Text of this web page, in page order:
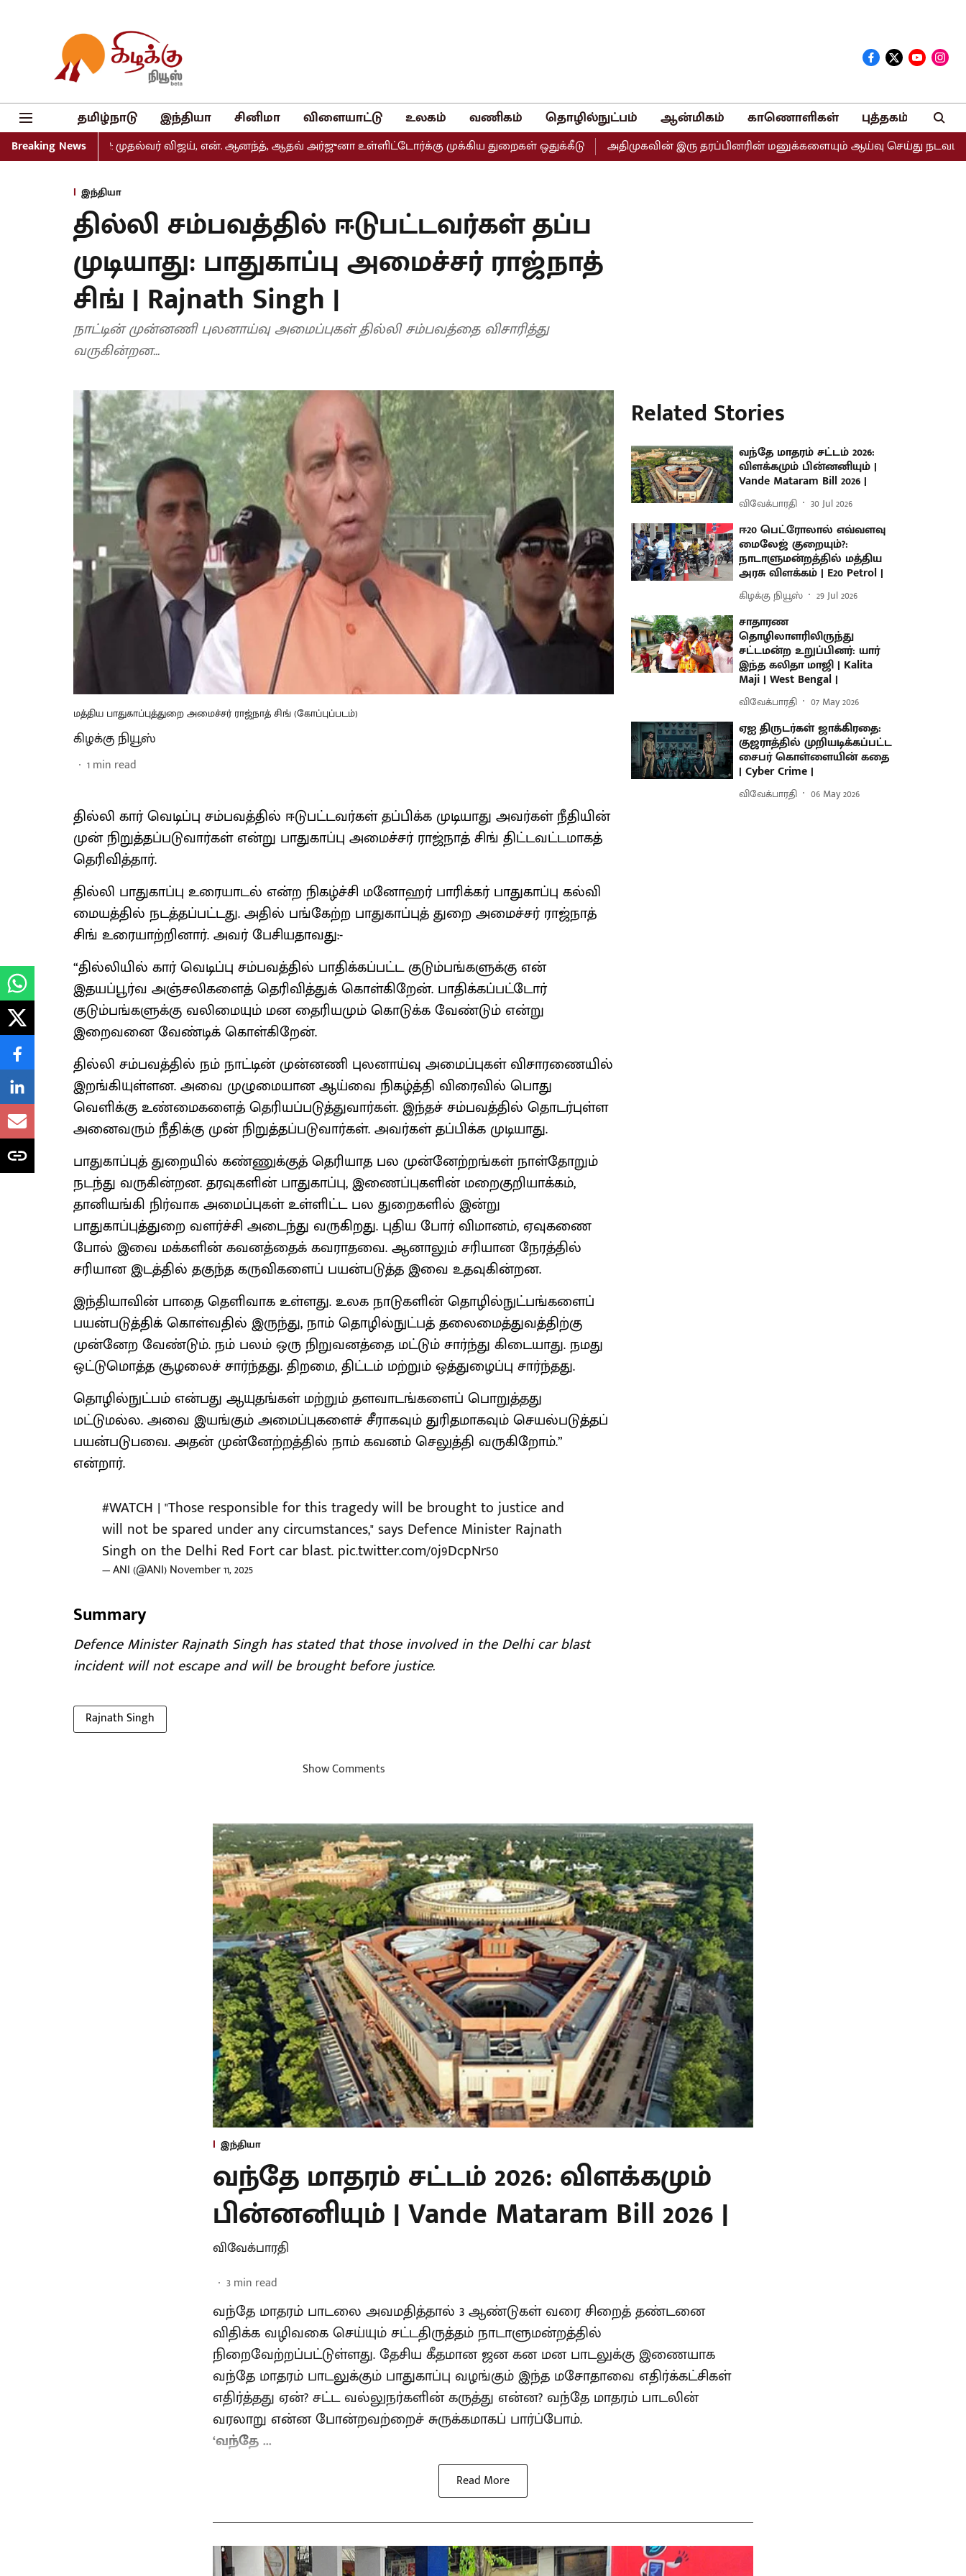
தமிழ்நாடு இந்தியா சினிமா விளையாட்டு உலகம் வணிகம் தொழில்நுட்பம் ஆன்மிகம் காணொளிகள் புத்தகம்
Breaking Newsமுதல்வர் விஜய், என். ஆனந்த், ஆதவ் அர்ஜுனா உள்ளிட்டோர்க்கு முக்கிய துறைகள் ஒதுக்கீடு அதிமுகவின் இரு தரப்பினரின் மனுக்களையும் ஆய்வு செய்து நடவடிக்கை
இந்தியா
தில்லி சம்பவத்தில் ஈடுபட்டவர்கள் தப்ப
முடியாது: பாதுகாப்பு அமைச்சர் ராஜ்நாத்
சிங் | Rajnath Singh |
நாட்டின் முன்னணி புலனாய்வு அமைப்புகள் தில்லி சம்பவத்தை விசாரித்து
வருகின்றன...
மத்திய பாதுகாப்புத்துறை அமைச்சர் ராஜ்நாத் சிங் (கோப்புப்படம்)
கிழக்கு நியூஸ்
1min read
தில்லி கார் வெடிப்பு சம்பவத்தில் ஈடுபட்டவர்கள் தப்பிக்க முடியாது அவர்கள் நீதியின்
முன் நிறுத்தப்படுவார்கள் என்று பாதுகாப்பு அமைச்சர் ராஜ்நாத் சிங் திட்டவட்டமாகத்
தெரிவித்தார்.
தில்லி பாதுகாப்பு உரையாடல் என்ற நிகழ்ச்சி மனோஹர் பாரிக்கர் பாதுகாப்பு கல்வி
மையத்தில் நடத்தப்பட்டது. அதில் பங்கேற்ற பாதுகாப்புத் துறை அமைச்சர் ராஜ்நாத்
சிங் உரையாற்றினார். அவர் பேசியதாவது:-
“தில்லியில் கார் வெடிப்பு சம்பவத்தில் பாதிக்கப்பட்ட குடும்பங்களுக்கு என்
இதயப்பூர்வ அஞ்சலிகளைத் தெரிவித்துக் கொள்கிறேன். பாதிக்கப்பட்டோர்
குடும்பங்களுக்கு வலிமையும் மன தைரியமும் கொடுக்க வேண்டும் என்று
இறைவனை வேண்டிக் கொள்கிறேன்.
தில்லி சம்பவத்தில் நம் நாட்டின் முன்னணி புலனாய்வு அமைப்புகள் விசாரணையில்
இறங்கியுள்ளன. அவை முழுமையான ஆய்வை நிகழ்த்தி விரைவில் பொது
வெளிக்கு உண்மைகளைத் தெரியப்படுத்துவார்கள். இந்தச் சம்பவத்தில் தொடர்புள்ள
அனைவரும் நீதிக்கு முன் நிறுத்தப்படுவார்கள். அவர்கள் தப்பிக்க முடியாது.
பாதுகாப்புத் துறையில் கண்ணுக்குத் தெரியாத பல முன்னேற்றங்கள் நாள்தோறும்
நடந்து வருகின்றன. தரவுகளின் பாதுகாப்பு, இணைப்புகளின் மறைகுறியாக்கம்,
தானியங்கி நிர்வாக அமைப்புகள் உள்ளிட்ட பல துறைகளில் இன்று
பாதுகாப்புத்துறை வளர்ச்சி அடைந்து வருகிறது. புதிய போர் விமானம், ஏவுகணை
போல் இவை மக்களின் கவனத்தைக் கவராதவை. ஆனாலும் சரியான நேரத்தில்
சரியான இடத்தில் தகுந்த கருவிகளைப் பயன்படுத்த இவை உதவுகின்றன.
இந்தியாவின் பாதை தெளிவாக உள்ளது. உலக நாடுகளின் தொழில்நுட்பங்களைப்
பயன்படுத்திக் கொள்வதில் இருந்து, நாம் தொழில்நுட்பத் தலைமைத்துவத்திற்கு
முன்னேற வேண்டும். நம் பலம் ஒரு நிறுவனத்தை மட்டும் சார்ந்து கிடையாது. நமது
ஒட்டுமொத்த சூழலைச் சார்ந்தது. திறமை, திட்டம் மற்றும் ஒத்துழைப்பு சார்ந்தது.
தொழில்நுட்பம் என்பது ஆயுதங்கள் மற்றும் தளவாடங்களைப் பொறுத்தது
மட்டுமல்ல. அவை இயங்கும் அமைப்புகளைச் சீராகவும் துரிதமாகவும் செயல்படுத்தப்
பயன்படுபவை. அதன் முன்னேற்றத்தில் நாம் கவனம் செலுத்தி வருகிறோம்.”
என்றார்.
#WATCH | "Those responsible for this tragedy will be brought to justice and
will not be spared under any circumstances," says Defence Minister Rajnath
Singh on the Delhi Red Fort car blast. pic.twitter.com/0j9DcpNr50
— ANI (@ANI)November 11, 2025
Summary
Defence Minister Rajnath Singh has stated that those involved in the Delhi car blast
incident will not escape and will be brought before justice.
Rajnath Singh
Show Comments
Related Stories
வந்தே மாதரம் சட்டம் 2026:
விளக்கமும் பின்னனியும் |
Vande Mataram Bill 2026 |
விவேக்பாரதி 30 Jul 2026
ஈ20 பெட்ரோலால் எவ்வளவு
மைலேஜ் குறையும்?:
நாடாளுமன்றத்தில் மத்திய
அரசு விளக்கம் | E20 Petrol |
கிழக்கு நியூஸ் 29 Jul 2026
சாதாரண
தொழிலாளரிலிருந்து
சட்டமன்ற உறுப்பினர்: யார்
இந்த கலிதா மாஜி | Kalita
Maji | West Bengal |
விவேக்பாரதி 07 May 2026
ஏஐ திருடர்கள் ஜாக்கிரதை:
குஜராத்தில் முறியடிக்கப்பட்ட
சைபர் கொள்ளையின் கதை
| Cyber Crime |
விவேக்பாரதி 06 May 2026
இந்தியா
வந்தே மாதரம் சட்டம் 2026: விளக்கமும்
பின்னனியும் | Vande Mataram Bill 2026 |
விவேக்பாரதி
3min read
வந்தே மாதரம் பாடலை அவமதித்தால் 3 ஆண்டுகள் வரை சிறைத் தண்டனை
விதிக்க வழிவகை செய்யும் சட்டதிருத்தம் நாடாளுமன்றத்தில்
நிறைவேற்றப்பட்டுள்ளது. தேசிய கீதமான ஜன கன மன பாடலுக்கு இணையாக
வந்தே மாதரம் பாடலுக்கும் பாதுகாப்பு வழங்கும் இந்த மசோதாவை எதிர்க்கட்சிகள்
எதிர்த்தது ஏன்? சட்ட வல்லுநர்களின் கருத்து என்ன? வந்தே மாதரம் பாடலின்
வரலாறு என்ன போன்றவற்றைச் சுருக்கமாகப் பார்ப்போம்.
‘வந்தே ...
Read More